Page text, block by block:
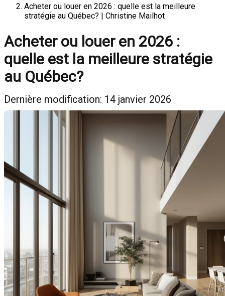
Acheter ou louer en 2026 : quelle est la meilleure
stratégie au Québec? | Christine Mailhot
Acheter ou louer en 2026 :
quelle est la meilleure stratégie
au Québec?
Dernière modification: 14 janvier 2026